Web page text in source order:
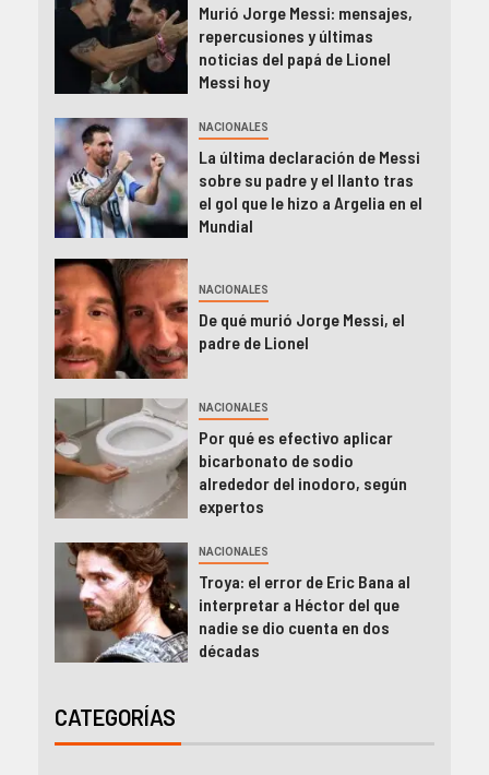
Murió Jorge Messi: mensajes,
repercusiones y últimas
noticias del papá de Lionel
Messi hoy
NACIONALES
La última declaración de Messi
sobre su padre y el llanto tras
el gol que le hizo a Argelia en el
Mundial
NACIONALES
De qué murió Jorge Messi, el
padre de Lionel
NACIONALES
Por qué es efectivo aplicar
bicarbonato de sodio
alrededor del inodoro, según
expertos
NACIONALES
Troya: el error de Eric Bana al
interpretar a Héctor del que
nadie se dio cuenta en dos
décadas
CATEGORÍAS